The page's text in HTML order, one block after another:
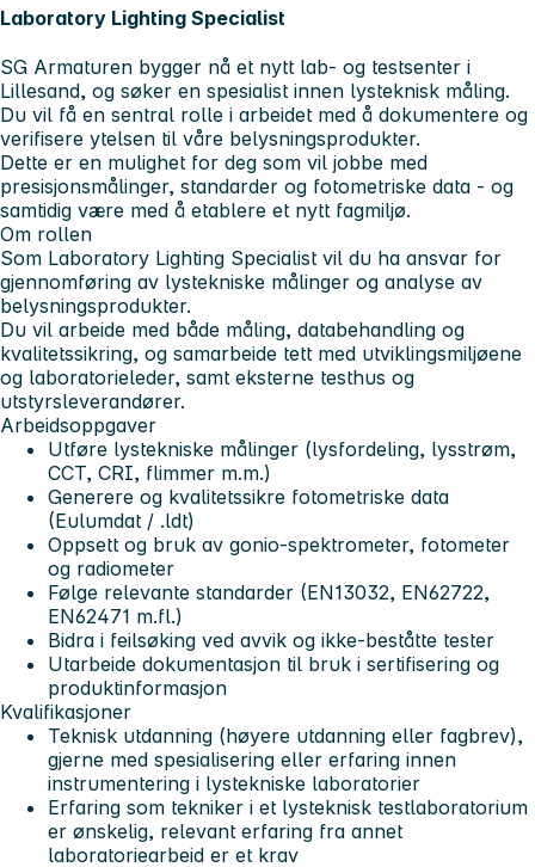
Laboratory Lighting Specialist
SG Armaturen bygger nå et nytt lab- og testsenter i
Lillesand, og søker en spesialist innen lysteknisk måling.
Du vil få en sentral rolle i arbeidet med å dokumentere og
verifisere ytelsen til våre belysningsprodukter.
Dette er en mulighet for deg som vil jobbe med
presisjonsmålinger, standarder og fotometriske data - og
samtidig være med å etablere et nytt fagmiljø.
Om rollen
Som Laboratory Lighting Specialist vil du ha ansvar for
gjennomføring av lystekniske målinger og analyse av
belysningsprodukter.
Du vil arbeide med både måling, databehandling og
kvalitetssikring, og samarbeide tett med utviklingsmiljøene
og laboratorieleder, samt eksterne testhus og
utstyrsleverandører.
Arbeidsoppgaver
Utføre lystekniske målinger (lysfordeling, lysstrøm,
CCT, CRI, flimmer m.m.)
Generere og kvalitetssikre fotometriske data
(Eulumdat / .ldt)
Oppsett og bruk av gonio-spektrometer, fotometer
og radiometer
Følge relevante standarder (EN13032, EN62722,
EN62471 m.fl.)
Bidra i feilsøking ved avvik og ikke-beståtte tester
Utarbeide dokumentasjon til bruk i sertifisering og
produktinformasjon
Kvalifikasjoner
Teknisk utdanning (høyere utdanning eller fagbrev),
gjerne med spesialisering eller erfaring innen
instrumentering i lystekniske laboratorier
Erfaring som tekniker i et lysteknisk testlaboratorium
er ønskelig, relevant erfaring fra annet
laboratoriearbeid er et krav